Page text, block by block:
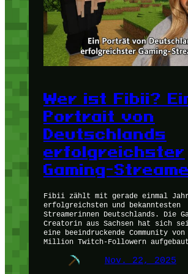
Wer ist Fibii?
Portrait von
Deutschlands
erfolgreichster
Gaming-
Fibii zählt mit gerade einmal
erfolgreichsten und bekanntesten
Streamerinnen Deutschlands. Die
Creatorin aus Sachsen hat sich
eine beeindruckende Community
Million Twitch-Followern
Nov. 22, 2025